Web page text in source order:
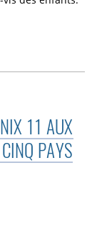
11 AUX
PAYS